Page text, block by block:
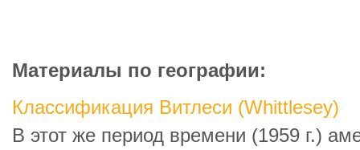
Материалы по географии:
Классификация Витлеси (Whittlesey)
В этот же период времени (1959 г.)